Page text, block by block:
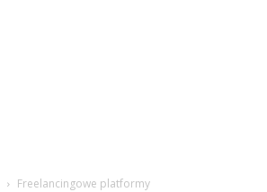
Freelancingowe platformy